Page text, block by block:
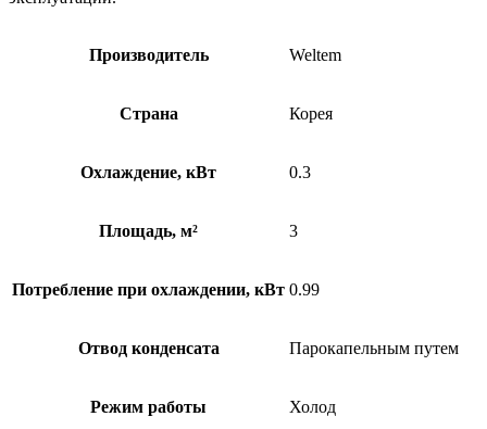
Производитель Weltem
Страна Корея
Охлаждение, кВт 0.3
Площадь, м² 3
Потребление при охлаждении, кВт 0.99
Отвод конденсата Парокапельным путем
Режим работы Холод